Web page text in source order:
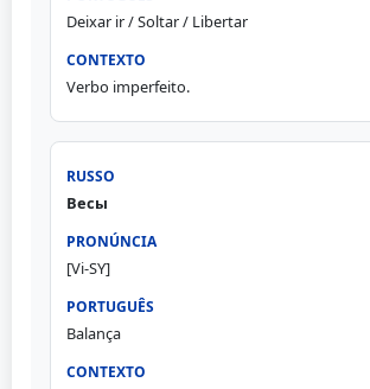
Deixar ir / Soltar / Libertar
Verbo imperfeito.
Весы
[Vi-SY]
Balança